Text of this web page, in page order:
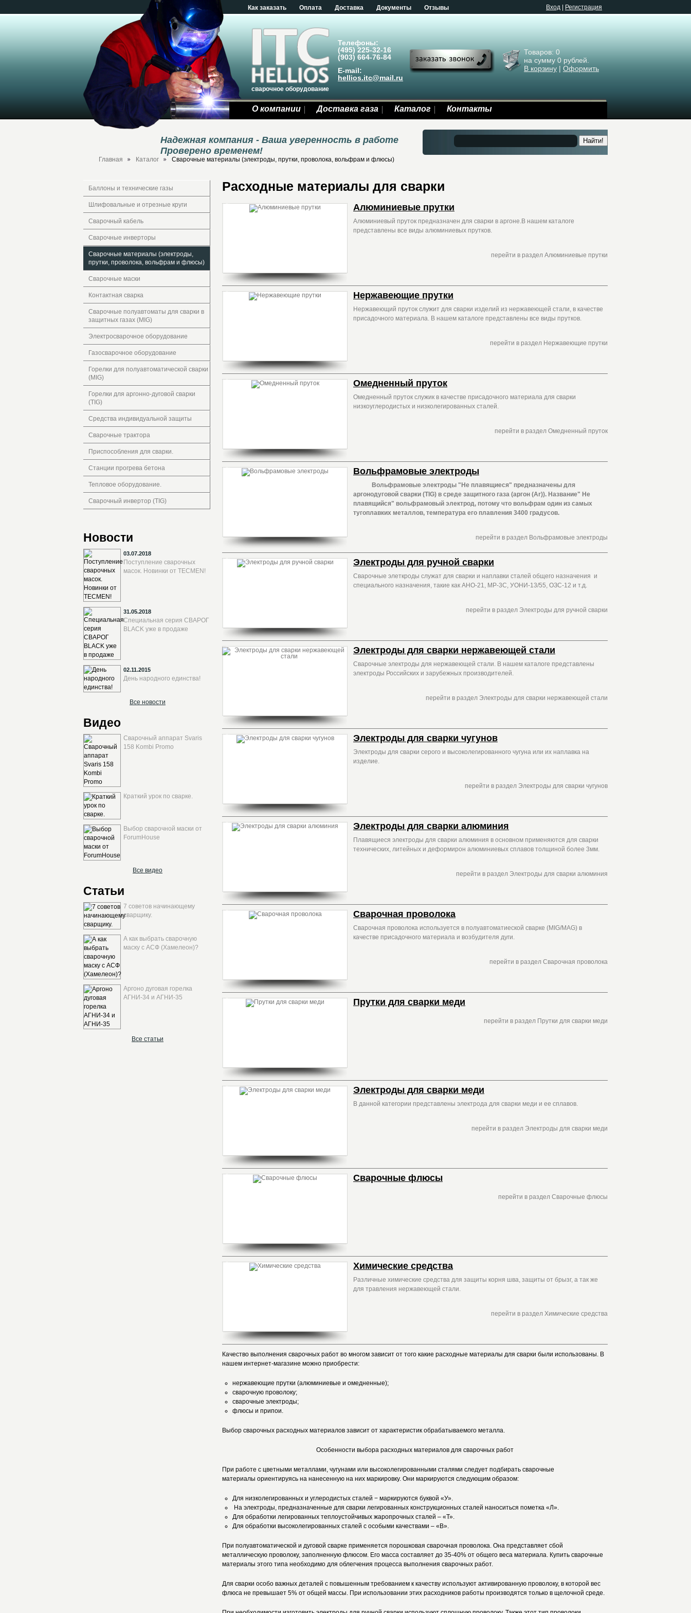
Как заказать Оплата Доставка Документы Отзывы Bход Регистрация
сварочное оборудование
Телефоны:
(495) 225-32-16
(903) 664-76-84
E-mail:
hellios.itc@mail.ru
Товаров: 0
на сумму 0 рублей.
В корзину | Оформить
О компании Доставка газа Каталог Контакты
Надежная компания - Ваша уверенность в работе
Проверено временем!
Найти!
Главная Каталог Сварочные материалы (электроды, прутки, проволока, вольфрам и флюсы)
Баллоны и технические газы
Шлифовальные и отрезные круги
Сварочный кабель
Сварочные инверторы
Сварочные материалы (электроды,
прутки, проволока, вольфрам и флюсы)
Сварочные маски
Контактная сварка
Сварочные полуавтоматы для сварки в
защитных газах (MIG)
Электросварочное оборудование
Газосварочное оборудование
Горелки для полуавтоматической сварки
(MIG)
Горелки для аргонно-дуговой сварки
(TIG)
Средства индивидуальной защиты
Сварочные трактора
Приспособления для сварки.
Станции прогрева бетона
Тепловое оборудование.
Сварочный инвертор (TIG)
Новости
03.07.2018
Поступление сварочных
масок. Новинки от TECMEN!
31.05.2018
Специальная серия СВАРОГ
BLACK уже в продаже
02.11.2015
День народного единства!
Все новости
Видео
Сварочный аппарат Svaris
158 Kombi Promo
Краткий урок по сварке.
Выбор сварочной маски от
ForumHouse
Все видео
Статьи
7 советов начинающему
сварщику.
А как выбрать сварочную
маску с АСФ (Хамелеон)?
Аргоно дуговая горелка
АГНИ-34 и АГНИ-35
Все статьи
Расходные материалы для сварки
Алюминиевые прутки
Алюминиевый пруток предназначен для сварки в аргоне.В нашем каталоге
представлены все виды алюминиевых прутков.
перейти в раздел Алюминиевые прутки
Нержавеющие прутки
Нержавеющий пруток служит для сварки изделий из нержавеющей стали, в качестве
присадочного материала. В нашем каталоге представлены все виды прутков.
перейти в раздел Нержавеющие прутки
Омедненный пруток
Омедненный пруток служик в качестве присадочного материала для сварки
низкоуглеродистых и низколегированных сталей.
перейти в раздел Омедненный пруток
Вольфрамовые электроды
Вольфрамовые электроды "Не плавящиеся" предназначены для
аргонодуговой сварки (TIG) в среде защитного газа (аргон (Ar)). Название" Не
плавящийся" вольфрамовый электрод, потому что вольфрам один из самых
тугоплавких металлов, температура его плавления 3400 градусов.
перейти в раздел Вольфрамовые электроды
Электроды для ручной сварки
Сварочные элеткроды служат для сварки и наплавки сталей общего назначения и
специального назначения, такие как АНО-21, МР-3С, УОНИ-13/55, ОЗС-12 и т.д.
перейти в раздел Электроды для ручной сварки
Электроды для сварки нержавеющей стали
Сварочные электроды для нержавеющей стали. В нашем каталоге представлены
электроды Российских и зарубежных производителей.
перейти в раздел Электроды для сварки нержавеющей стали
Электроды для сварки чугунов
Электроды для сварки серого и высоколегированного чугуна или их наплавка на
изделие.
перейти в раздел Электроды для сварки чугунов
Электроды для сварки алюминия
Плавящиеся электроды для сварки алюминия в основном применяются для сварки
технических, литейных и деформирон алюминиевых сплавов толщиной более 3мм.
перейти в раздел Электроды для сварки алюминия
Сварочная проволока
Сварочная проволока используется в полуавтоматиеской сварке (MIG/MAG) в
качестве присадочного материала и возбудителя дуги.
перейти в раздел Сварочная проволока
Прутки для сварки меди
перейти в раздел Прутки для сварки меди
Электроды для сварки меди
В данной категории представлены электрода для сварки меди и ее сплавов.
перейти в раздел Электроды для сварки меди
Сварочные флюсы
перейти в раздел Сварочные флюсы
Химические средства
Различные химические средства для защиты корня шва, защиты от брызг, а так же
для травления нержавеющей стали.
перейти в раздел Химические средства
Качество выполнения сварочных работ во многом зависит от того какие расходные материалы для сварки были использованы. В
нашем интернет-магазине можно приобрести:
нержавеющие прутки (алюминиевые и омедненные);
сварочную проволоку;
сварочные электроды;
флюсы и припои.
Выбор сварочных расходных материалов зависит от характеристик обрабатываемого металла.
Особенности выбора расходных материалов для сварочных работ
При работе с цветными металлами, чугунами или высоколегированными сталями следует подбирать сварочные
материалы ориентируясь на нанесенную на них маркировку. Они маркируются следующим образом:
Для низколегированных и углеродистых сталей − маркируются буквой «У».
На электроды, предназначенные для сварки легированных конструкционных сталей наноситься пометка «Л».
Для обработки легированных теплоустойчивых жаропрочных сталей – «Т».
Для обработки высоколегированных сталей с особыми качествами – «В».
При полуавтоматической и дуговой сварке применяется порошковая сварочная проволока. Она представляет сбой
металлическую проволоку, заполненную флюсом. Его масса составляет до 35-40% от общего веса материала. Купить сварочные
материалы этого типа необходимо для облегчения процесса выполнения сварочных работ.
Для сварки особо важных деталей с повышенным требованием к качеству используют активированную проволоку, в которой вес
флюса не превышает 5% от общей массы. При использовании этих расходников работы производятся только в щелочной среде.